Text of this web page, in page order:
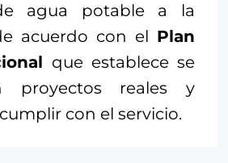
agua potable a la
acuerdo con el Plan
que establece se
proyectos reales y
con el servicio.